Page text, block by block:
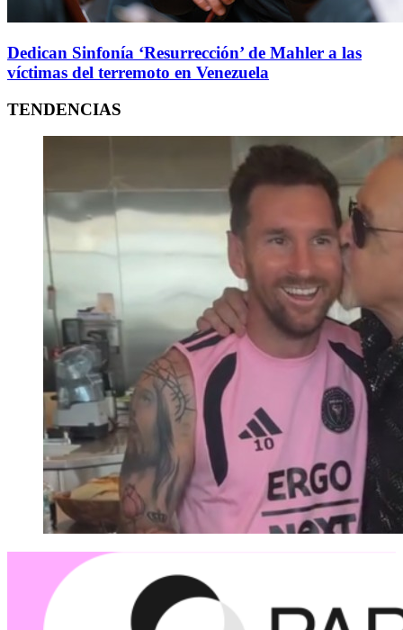
Dedican Sinfonía ‘Resurrección’ de Mahler a las
víctimas del terremoto en Venezuela
TENDENCIAS